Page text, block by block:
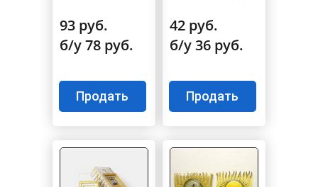
93 руб.
б/у 78 руб.
Продать
42 руб.
б/у 36 руб.
Продать